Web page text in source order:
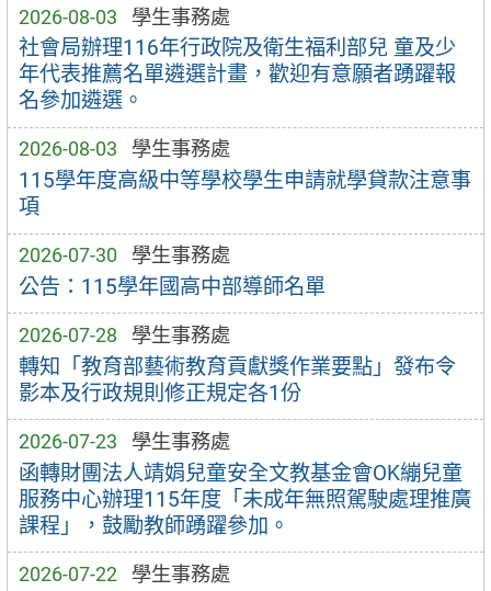
2026-08-03 學生事務處
社會局辦理116年行政院及衛生福利部兒 童及少
年代表推薦名單遴選計畫，歡迎有意願者踴躍報
名參加遴選。
2026-08-03 學生事務處
115學年度高級中等學校學生申請就學貸款注意事
項
2026-07-30 學生事務處
公告：115學年國高中部導師名單
2026-07-28 學生事務處
轉知「教育部藝術教育貢獻獎作業要點」發布令
影本及行政規則修正規定各1份
2026-07-23 學生事務處
函轉財團法人靖娟兒童安全文教基金會OK繃兒童
服務中心辦理115年度「未成年無照駕駛處理推廣
課程」，鼓勵教師踴躍參加。
2026-07-22 學生事務處